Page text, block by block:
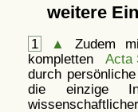
weitere
1 ▲
Zudem
kompletten Acta
durch
die einzige